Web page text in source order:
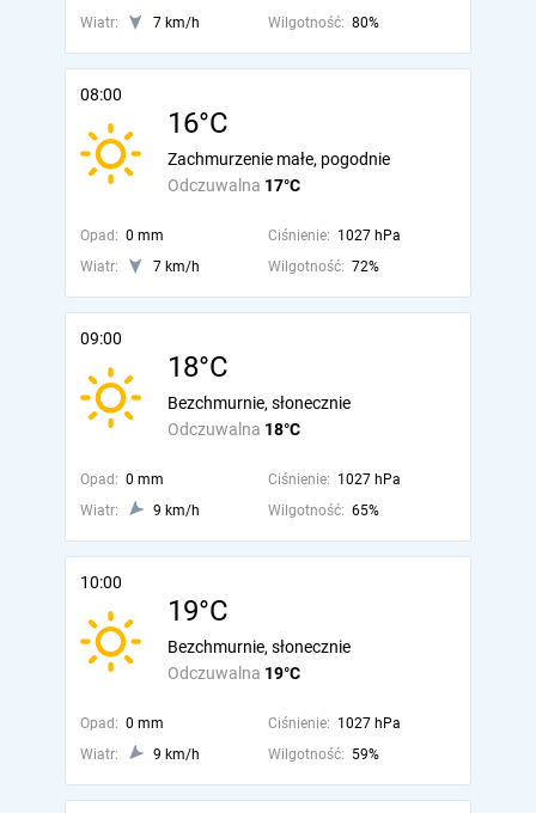
Wiatr: 7 km/h Wilgotność: 80%
08:00
16°C
Odczuwalna 17°C
Zachmurzenie małe, pogodnie
Opad: 0 mm Ciśnienie: 1027 hPa
Wiatr:
7 km/h Wilgotność: 72%
09:00
18°C
Odczuwalna 18°C
Bezchmurnie, słonecznie
Opad: 0 mm Ciśnienie: 1027 hPa
Wiatr:
9 km/h Wilgotność: 65%
10:00
19°C
Odczuwalna 19°C
Bezchmurnie, słonecznie
Opad: 0 mm Ciśnienie: 1027 hPa
Wiatr:
9 km/h Wilgotność: 59%